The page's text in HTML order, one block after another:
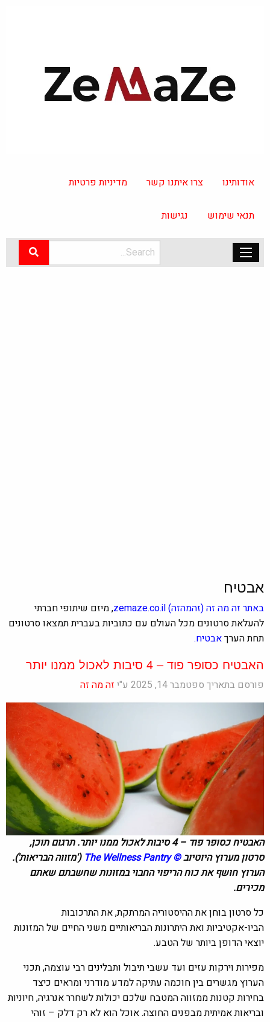
אודותינו צרו איתנו קשר מדיניות פרטיות
תנאי שימוש נגישות
אבטיח
באתרזה מה זה(זהמהזה)zemaze.co.il, מיזם שיתופי חברתי
להעלאת סרטונים מכל העולם עם כתוביות בעברית תמצאו סרטונים
תחת הערךאבטיח.
האבטיח כסופר פוד – 4 סיבות לאכול ממנו יותר
פורסם בתאריך ספטמבר 14, 2025 ע"י זה מה זה
האבטיח כסופר פוד – 4 סיבות לאכול ממנו יותר. תרגום תוכן,
סרטון מערוץ היוטיוב©
The Wellness Pantry('מזווה הבריאות').
הערוץ חושף את כוח הריפוי החבוי במזונות שחשבתם שאתם
מכירים.
כל סרטון בוחן את ההיסטוריה המרתקת, את התרכובות
הביו-אקטיביות ואת היתרונות הבריאותיים משני החיים של המזונות
יוצאי הדופן ביותר של הטבע.
מפירות וירקות עזים ועד עשבי תיבול ותבלינים רבי עוצמה, תכני
הערוץ מגשרים בין חוכמה עתיקה למדע מודרני ומראים כיצד
בחירות קטנות ממזווה המטבח שלכם יכולות לשחרר אנרגיה, חיוניות
ובריאות אמיתית מבפנים החוצה. אוכל הוא לא רק דלק – זוהי